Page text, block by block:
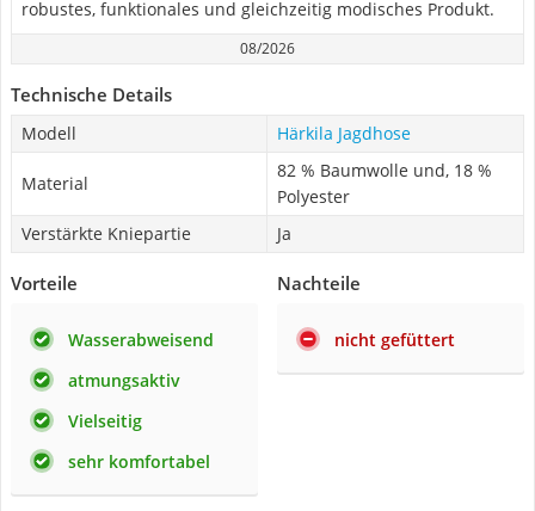
robustes, funktionales und gleichzeitig modisches Produkt.
08/2026
Technische Details
Modell Härkila Jagdhose
Material
82 % Baumwolle und, 18 %
Polyester
Verstärkte Kniepartie
Ja
Vorteile
Wasserabweisend
atmungsaktiv
Vielseitig
sehr komfortabel
Nachteile
nicht gefüttert